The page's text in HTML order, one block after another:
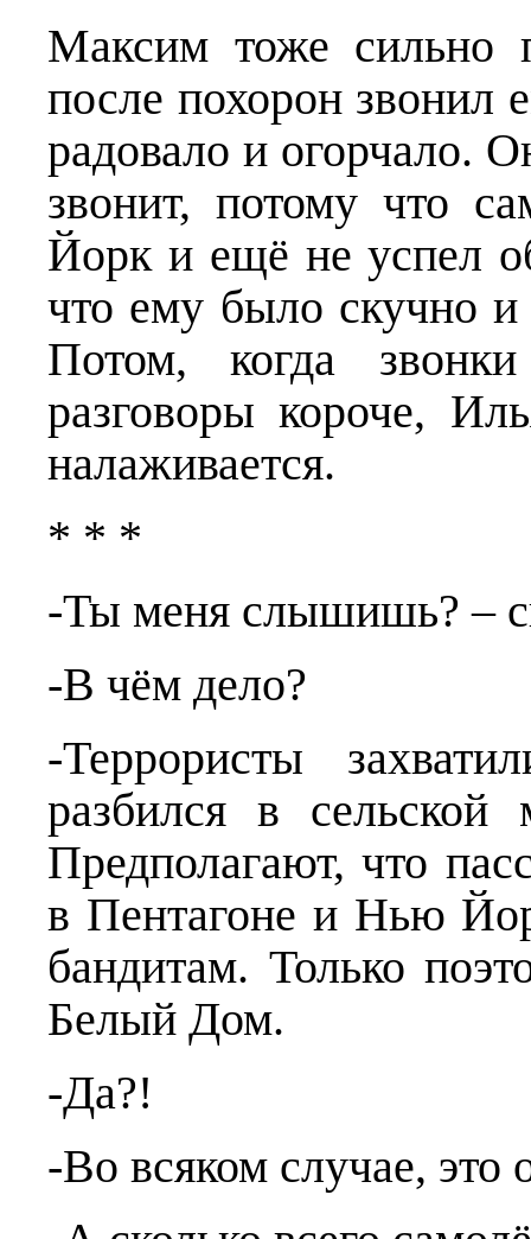
Максим тоже сильно
после похорон
радовало и огорчало.
звонит, потому что
Йорк и ещё не успел
что ему было скучно и
Потом, когда
разговоры короче,
налаживается.
* * *
-Ты меня слышишь? –
-В чём дело?
-Террористы
разбился в сельской
Предполагают, что
в Пентагоне и Нью
бандитам. Только
Белый Дом.
-Да?!
-Во всяком случае, это